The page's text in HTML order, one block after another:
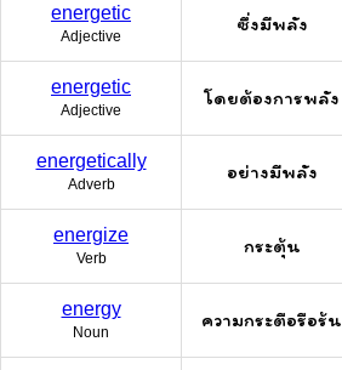
energetic
Adjective
ซึ่งมีพลัง
energetic
Adjective
โดยต้องการพลัง
energetically
Adverb
อย่างมีพลัง
energize
Verb
กระตุ้น
energy
Noun
ความกระตือรือร้น